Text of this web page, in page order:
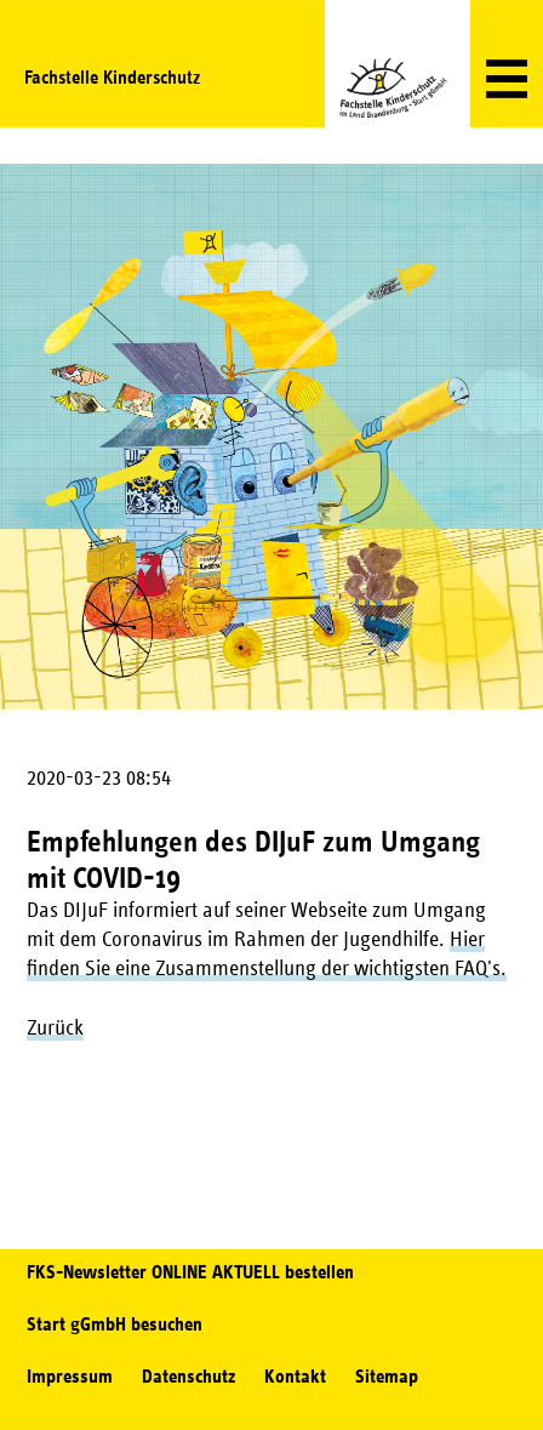
Fachstelle Kinderschutz
2020-03-23 08:54
Empfehlungen des DIJuF zum Umgang
mit COVID-19
Das DIJuF informiert auf seiner Webseite zum Umgang
mit dem Coronavirus im Rahmen der Jugendhilfe. Hier
finden Sie eine Zusammenstellung der wichtigsten FAQ's.
Zurück
FKS-Newsletter ONLINE AKTUELL bestellen
Start gGmbH besuchen
Impressum Datenschutz Kontakt Sitemap